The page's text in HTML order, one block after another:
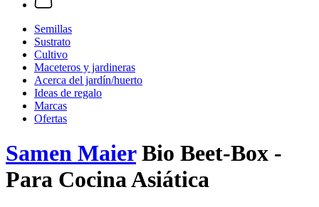
Semillas
Sustrato
Cultivo
Maceteros y jardineras
Acerca del jardín/huerto
Ideas de regalo
Marcas
Ofertas
Samen MaierBio Beet-Box -
Para Cocina Asiática